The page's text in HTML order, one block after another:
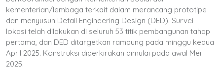
kementerian/lembaga terkait dalam merancang prototipe
dan menyusun Detail Engineering Design (DED). Survei
lokasi telah dilakukan di seluruh 53 titik pembangunan tahap
pertama, dan DED ditargetkan rampung pada minggu kedua
April 2025. Konstruksi diperkirakan dimulai pada awal Mei
2025.